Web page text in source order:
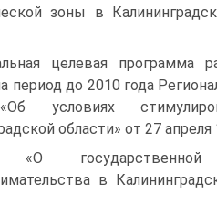
зоны в
целевая программа
период до 2010 года
условиях
области» от 27 апреля
«О
в